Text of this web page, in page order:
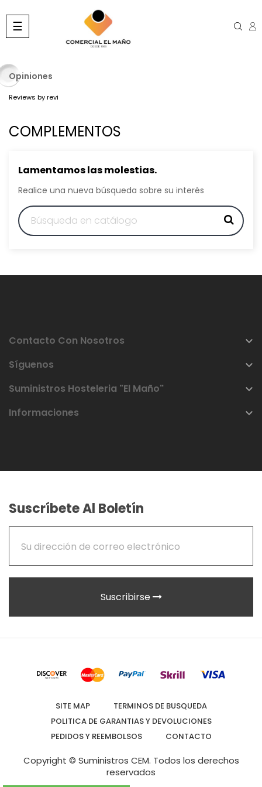
Navegación
de
☰
Opiniones
Reviews byrevi
COMPLEMENTOS
Lamentamos las molestias.
Realice una nueva búsqueda sobre su interés
Contacto Con Nosotros 
Síguenos 
Suministros Hosteleria "El Maño" 
Informaciones 
Suscríbete Al Boletín
Suscribirse
SITE MAP
TERMINOS DE BUSQUEDA
POLITICA DE GARANTIAS Y DEVOLUCIONES
PEDIDOS Y REEMBOLSOS
CONTACTO
Copyright © Suministros CEM. Todos los derechos
reservados